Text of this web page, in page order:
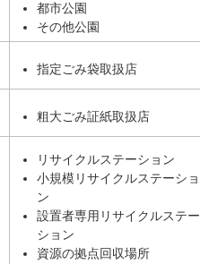
都市公園
その他公園
指定ごみ袋取扱店
粗大ごみ証紙取扱店
リサイクルステーション
小規模リサイクルステーショ
ン
設置者専用リサイクルステー
ション
資源の拠点回収場所